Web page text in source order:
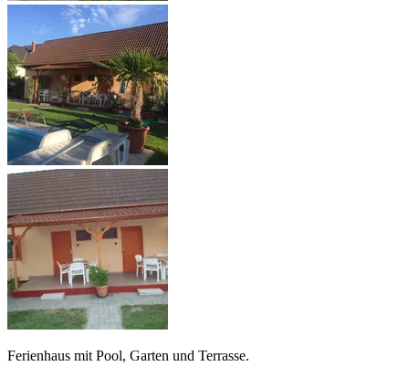
Ferienhaus mit Pool, Garten und Terrasse.